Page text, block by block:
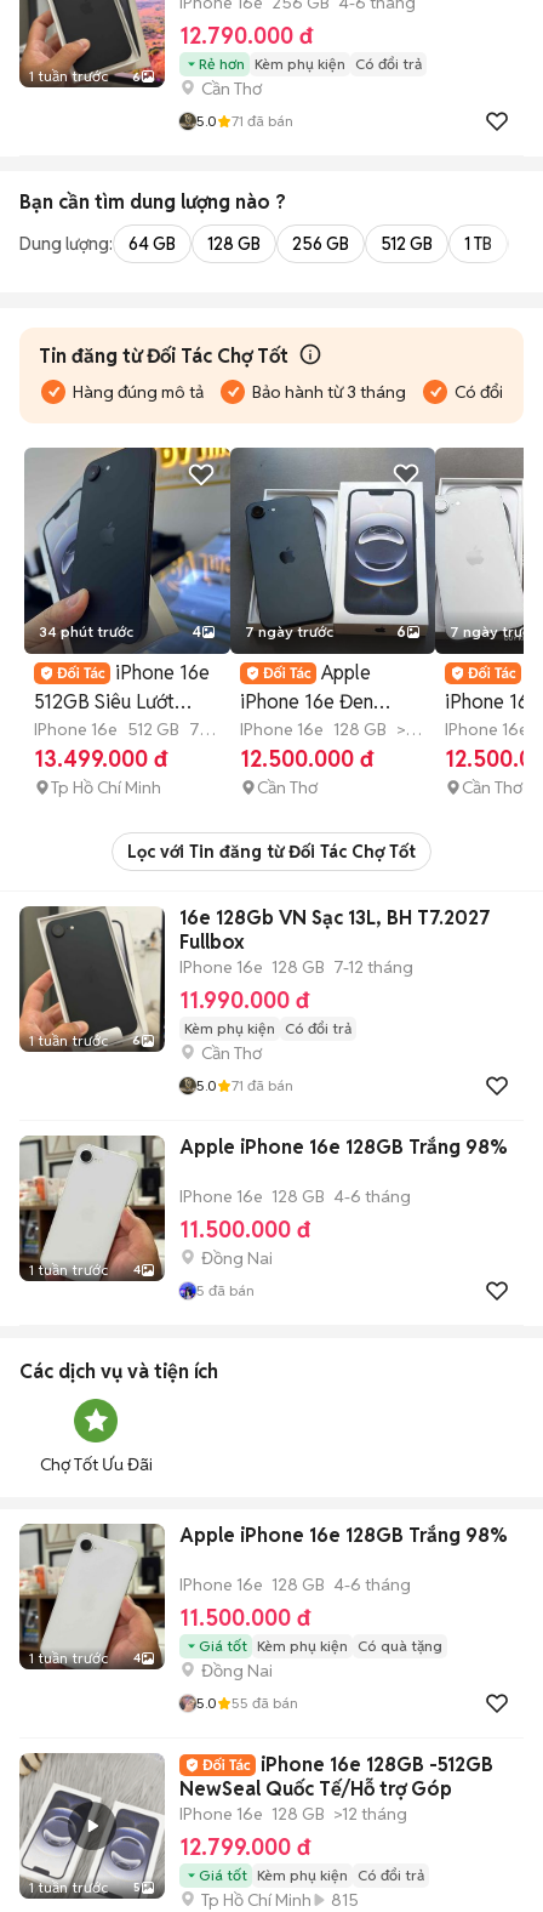
1 tuần trước 6
12.790.000 đ
Rẻ hơn Kèm phụ kiện Có đổi trả
Cần Thơ
5.0 71 đã bán
Bạn cần tìm dung lượng nào ?
Dung lượng: 64 GB 128 GB 256 GB 512 GB 1 TB
Tin đăng từ Đối Tác Chợ Tốt
Hàng đúng mô tả Bảo hành từ 3 tháng Có đổi trả
34 phút trước 4
iPhone 16e
512GB Siêu Lướt
VN/A Sạc 5 lần BH
T7/27
IPhone 16e 512 GB 7-
12 tháng
13.499.000 đ
Tp Hồ Chí Minh
7 ngày trước 6
Apple
iPhone 16e Đen
128GB 99% nguyên
zin
IPhone 16e 128 GB >12
tháng
12.500.000 đ
Cần Thơ
7 ngày trước
iPhone
Trắng
IPhone 16e
tháng
Cần Thơ
Lọc với Tin đăng từ Đối Tác Chợ Tốt
1 tuần trước 6
16e 128Gb VN Sạc 13L, BH T7.2027
Fullbox
IPhone 16e 128 GB 7-12 tháng
11.990.000 đ
Kèm phụ kiện Có đổi trả
Cần Thơ
5.0 71 đã bán
1 tuần trước 4
Apple iPhone 16e 128GB Trắng 98%
IPhone 16e 128 GB 4-6 tháng
11.500.000 đ
Đồng Nai
5 đã bán
Các dịch vụ và tiện ích
Chợ Tốt Ưu Đãi
1 tuần trước 4
Apple iPhone 16e 128GB Trắng 98%
IPhone 16e 128 GB 4-6 tháng
11.500.000 đ
Giá tốt Kèm phụ kiện Có quà tặng
Đồng Nai
5.0 55 đã bán
1 tuần trước 5
iPhone 16e 128GB -512GB
NewSeal Quốc Tế/Hỗ trợ Góp
IPhone 16e 128 GB >12 tháng
12.799.000 đ
Giá tốt Kèm phụ kiện Có đổi trả
Tp Hồ Chí Minh 815